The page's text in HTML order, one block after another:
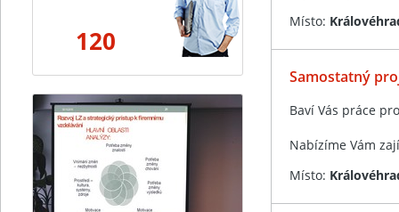
Místo:
Samostatný
Baví Vás práce
Nabízíme Vám
Místo:
120